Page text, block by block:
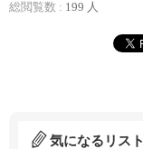
総閲覧数 : 199 人
気になるリスト